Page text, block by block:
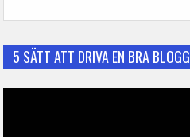
5 SÄTT ATT DRIVA EN BRA BLOGG